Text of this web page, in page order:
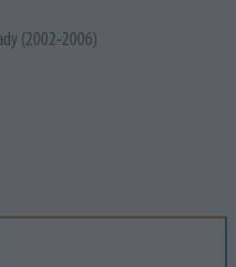
(2002-2006)